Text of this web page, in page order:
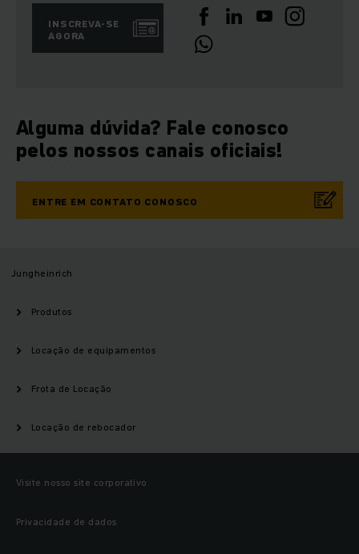
INSCREVA-SE
AGORA
Alguma dúvida? Fale conosco
pelos nossos canais oficiais!
ENTRE EM CONTATO CONOSCO
Jungheinrich
Produtos
Locação de equipamentos
Frota de Locação
Locação de rebocador
Visite nosso site corporativo
Privacidade de dados